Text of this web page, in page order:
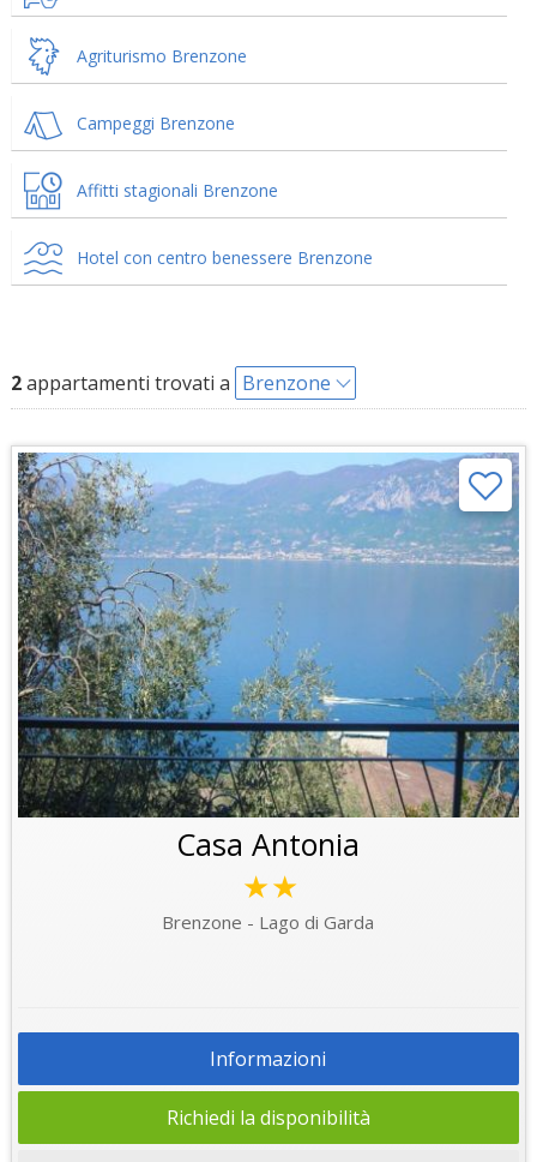
Agriturismo Brenzone
Campeggi Brenzone
Affitti stagionali Brenzone
Hotel con centro benessere Brenzone
2appartamenti trovati a Brenzone
Casa Antonia
★★
Brenzone - Lago di Garda
Informazioni
Richiedi la disponibilità